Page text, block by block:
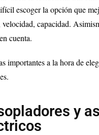
escoger la opción que
capacidad.
cuenta.
importantes a la hora de
y